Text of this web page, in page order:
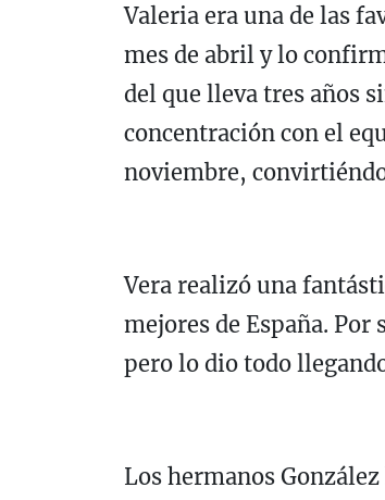
Valeria era una de las
mes de abril y lo
del que lleva tres años
concentración con el
noviembre,
Vera realizó una
mejores de España.
pero lo dio todo
Los hermanos